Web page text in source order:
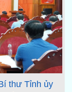
thư Tỉnh ủy